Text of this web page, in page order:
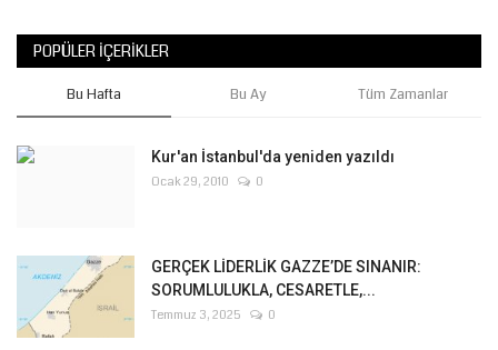
POPÜLER İÇERIKLER
Bu Hafta Bu Ay Tüm Zamanlar
Kur'an İstanbul'da yeniden yazıldı
Ocak 29, 2010 0
GERÇEK LİDERLİK GAZZE’DE SINANIR:
SORUMLULUKLA, CESARETLE,...
Temmuz 3, 2025 0